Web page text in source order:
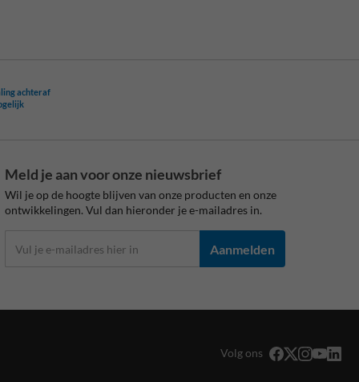
achteraf
Meld je aan voor onze nieuwsbrief
Wil je op de hoogte blijven van onze producten en onze
ontwikkelingen. Vul dan hieronder je e-mailadres in.
Aanmelden
Volg ons